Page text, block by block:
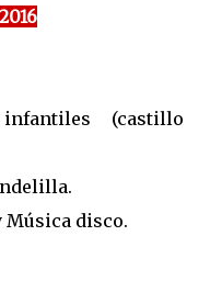
(castillo
Música disco.